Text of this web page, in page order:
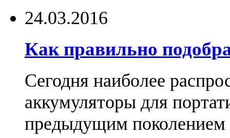
24.03.2016
Как правильно
Сегодня наиболее
аккумуляторы для
предыдущим поколением